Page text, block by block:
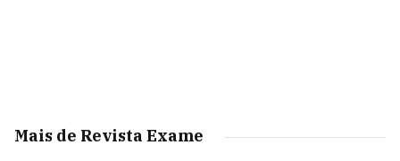
Mais de Revista Exame